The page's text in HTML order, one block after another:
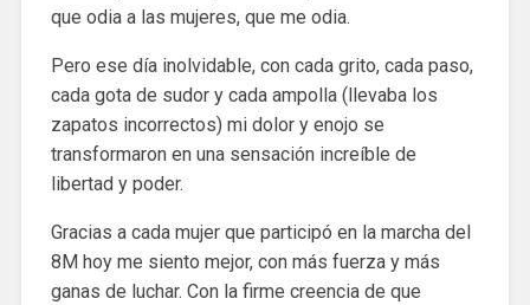
que odia a las mujeres, que me odia.
Pero ese día inolvidable, con cada grito, cada paso,
cada gota de sudor y cada ampolla (llevaba los
zapatos incorrectos) mi dolor y enojo se
transformaron en una sensación increíble de
libertad y poder.
Gracias a cada mujer que participó en la marcha del
8M hoy me siento mejor, con más fuerza y más
ganas de luchar. Con la firme creencia de que